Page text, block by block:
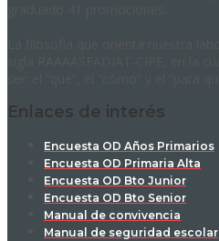
Enlaces de interés
Encuesta OD Años Primarios
Encuesta OD Primaria Alta
Encuesta OD Bto Junior
Encuesta OD Bto Senior
Manual de convivencia
Manual de seguridad escolar